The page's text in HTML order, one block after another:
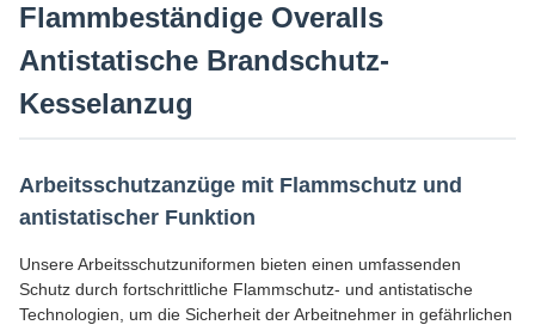
Flammbeständige Overalls
Antistatische Brandschutz-
Kesselanzug
Arbeitsschutzanzüge mit Flammschutz und
antistatischer Funktion
Unsere Arbeitsschutzuniformen bieten einen umfassenden
Schutz durch fortschrittliche Flammschutz- und antistatische
Technologien, um die Sicherheit der Arbeitnehmer in gefährlichen